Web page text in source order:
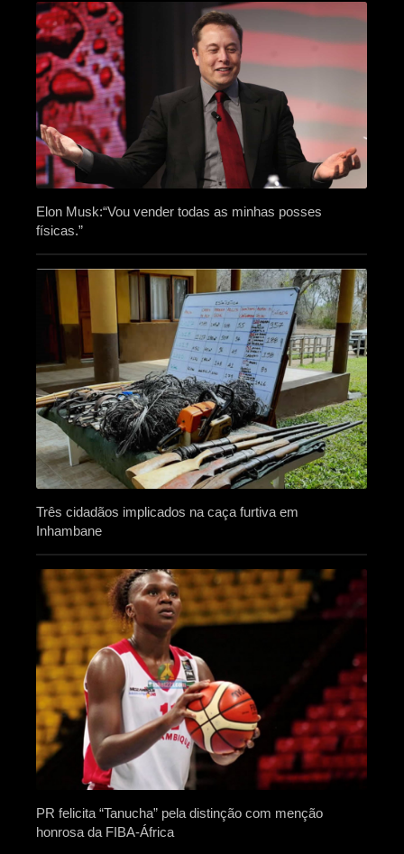
Elon Musk:“Vou vender todas as minhas posses
físicas.”
Três cidadãos implicados na caça furtiva em
Inhambane
PR felicita “Tanucha” pela distinção com menção
honrosa da FIBA-África